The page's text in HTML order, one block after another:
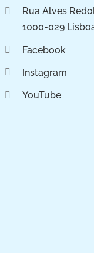
Rua Alves
1000-029
Facebook
Instagram
YouTube